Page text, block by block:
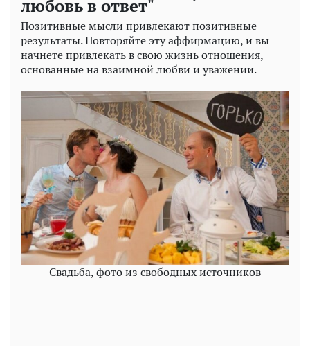
любовь в ответ"
Позитивные мысли привлекают позитивные
результаты. Повторяйте эту аффирмацию, и вы
начнете привлекать в свою жизнь отношения,
основанные на взаимной любви и уважении.
Свадьба, фото из свободных источников